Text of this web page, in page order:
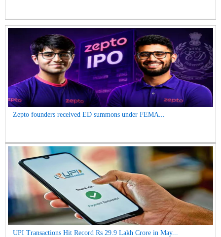
Zepto founders received ED summons under FEMA...
UPI Transactions Hit Record Rs 29.9 Lakh Crore in May...